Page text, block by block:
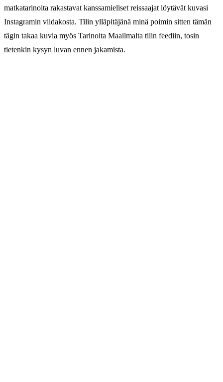
matkatarinoita rakastavat kanssamieliset reissaajat löytävät kuvasi
Instagramin viidakosta. Tilin ylläpitäjänä minä poimin sitten tämän
tägin takaa kuvia myös Tarinoita Maailmalta tilin feediin, tosin
tietenkin kysyn luvan ennen jakamista.